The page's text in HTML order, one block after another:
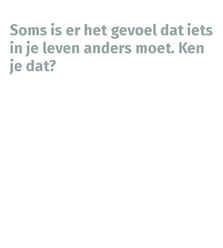
Soms is er het gevoel dat iets
in je leven anders moet. Ken
je dat?